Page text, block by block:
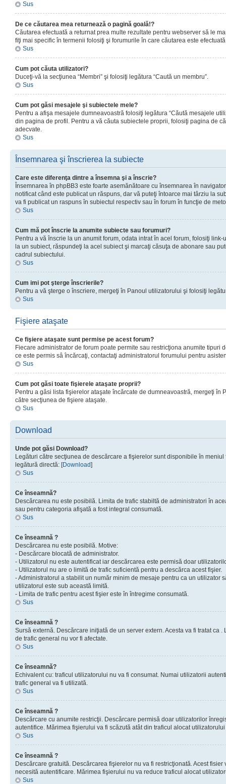
Sus
De ce căutarea mea returnează o pagină goală!?
Căutarea efectuată a returnat prea multe rezultate pentru webserver să le
fiţi mai specific în termenii folosiţi şi forumurile în care căutarea este
Sus
Cum pot căuta utilizatori?
Duceţi-vă la secţiunea “Membri” şi folosiţi legătura “Caută un membru”.
Sus
Cum pot găsi mesajele şi subiectele mele?
Pentru a afişa mesajele dumneavoastră folosiţi legătura “Căută mesajele
din pagina de profil. Pentru a vă căuta subiectele proprii, folosiţi pagina de
adecvate.
Sus
Însemnarea şi înscrierea la subiecte
Care este diferenţa dintre a însemna şi a înscrie?
Însemnarea în phpBB3 este foarte asemănătoare cu însemnarea în
notificat când este publicat un răspuns, dar vă puteţi întoarce mai târziu la
va fi publicat un raspuns în subiectul respectiv sau în forum în funcţie de
Sus
Cum mă pot înscrie la anumite subiecte sau forumuri?
Pentru a vă înscrie la un anumit forum, odata intrat în acel forum, folosiţi
la un subiect, răspundeţi la acel subiect şi marcaţi căsuţa de abonare sau
cadrul subiectului.
Sus
Cum imi pot şterge înscrierile?
Pentru a vă şterge o înscriere, mergeţi în Panoul utilizatorului şi folosiţi
Sus
Fişiere ataşate
Ce fişiere ataşate sunt permise pe acest forum?
Fiecare administrator de forum poate permite sau restricţiona anumite tipuri
ce este permis sâ încărcaţi, contactaţi administratorul forumului pentru
Sus
Cum pot găsi toate fişierele ataşate proprii?
Pentru a găsi lista fişierelor ataşate încărcate de dumneavoastră, mergeţi în
către secţiunea de fişiere ataşate.
Sus
Download
Unde pot găsi Download?
Legături către secţiunea de descărcare a fişierelor sunt disponibile în
legătură directă: [Download]
Sus
Ce înseamnă?
Descărcarea nu este posibilă. Limita de trafic stabiltă de administratori în
sau pentru categoria afişată a fost integral consumată.
Sus
Ce înseamnă ?
Descărcarea nu este posibilă. Motive:
- Descărcare blocată de administrator.
- Utilizatorul nu este autentificat iar descărcarea este permisă doar
- Utilizatorul nu are o limită de trafic suficientă pentru a descărca acest fişier.
- Administratorul a stabilit un număr minim de mesaje pentru ca un utilizator
utilizatorul este sub această limită.
- Limita de trafic pentru acest fişier este în întregime consumată.
Sus
Ce înseamnă ?
Sursă externă. Descărcare iniţiată de un server extern. Acesta va fi tratat ca
de trafic general nu vor fi afectate.
Sus
Ce înseamnă?
Echivalent cu: traficul utilizatorului nu va fi consumat. Numai utilizatorii
trafic general va fi utilizată.
Sus
Ce înseamnă ?
Descărcare cu anumite restricţii. Descărcare permisă doar utilizatorilor
autentifice. Mărimea fişierului va fi scăzută atât din traficul alocat
Sus
Ce înseamnă ?
Descărcare gratuită. Descărcarea fişierelor nu va fi restricţionată. Acest
necesită autentificare. Mărimea fişierului nu va reduce traficul alocat
Sus